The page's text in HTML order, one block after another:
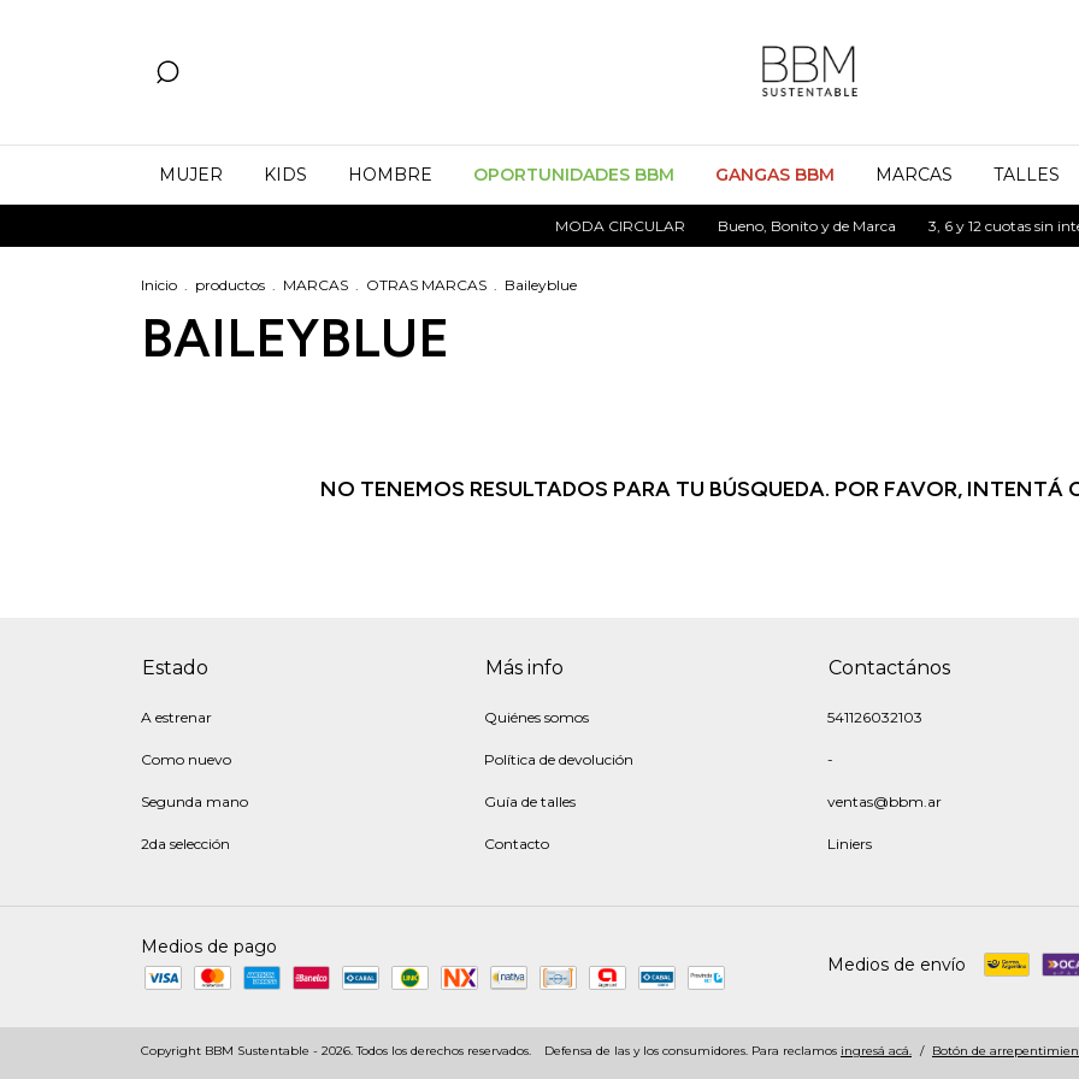
MUJER KIDS HOMBRE OPORTUNIDADES BBM GANGAS BBM MARCAS TALLES
MODA CIRCULAR Bueno, Bonito y de Marca 3, 6 y 12 cuotas sin
Inicio . productos . MARCAS . OTRAS MARCAS . Baileyblue
BAILEYBLUE
NO TENEMOS RESULTADOS PARA TU BÚSQUEDA. POR FAVOR, INTENTÁ
Estado
A estrenar
Como nuevo
Segunda mano
2da selección
Más info
Quiénes somos
Política de devolución
Guía de talles
Contacto
Contactános
541126032103
-
ventas@bbm.ar
Liniers
Medios de pago
Medios de envío
Copyright BBM Sustentable - 2026. Todos los derechos reservados. Defensa de las y los consumidores. Para reclamos ingresá acá. / Botón de